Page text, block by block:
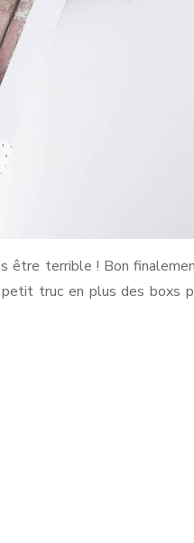
être terrible ! Bon
truc en plus des boxs